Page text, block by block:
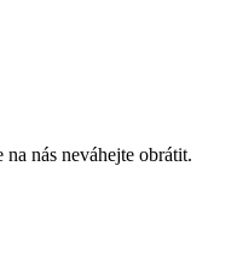
nás neváhejte obrátit.